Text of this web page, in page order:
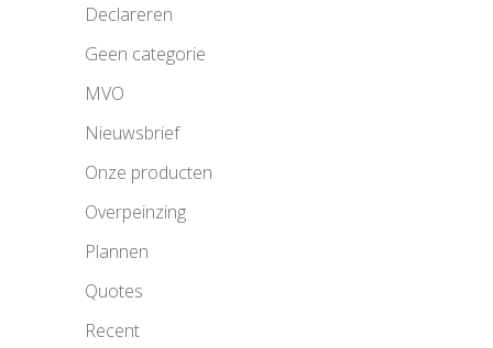
Declareren
Geen categorie
MVO
Nieuwsbrief
Onze producten
Overpeinzing
Plannen
Quotes
Recent